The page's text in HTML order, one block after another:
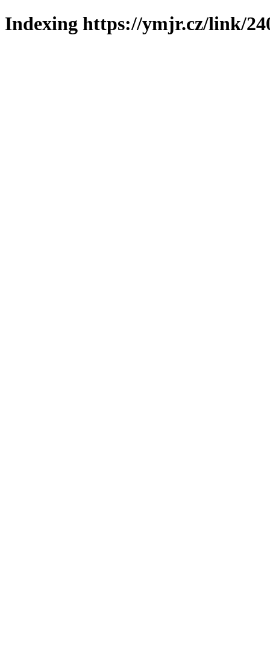
Indexing https://ymjr.cz/link/